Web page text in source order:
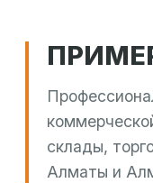
склады,
Алматы и